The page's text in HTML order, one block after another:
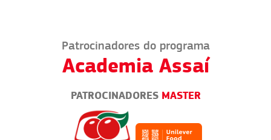
Patrocinadores do programa
Academia Assaí
PATROCINADORES MASTER